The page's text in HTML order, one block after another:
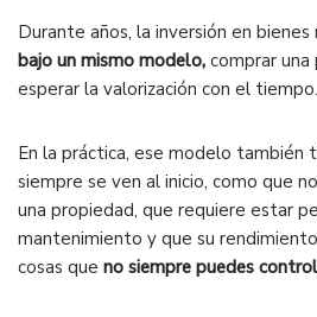
Durante años, la inversión en
bajo un mismo modelo, comprar
esperar la valorización con el tiempo.
En la práctica, ese modelo también
siempre se ven al inicio, como que
una propiedad, que requiere estar
mantenimiento y que su
cosas que no siempre puedes